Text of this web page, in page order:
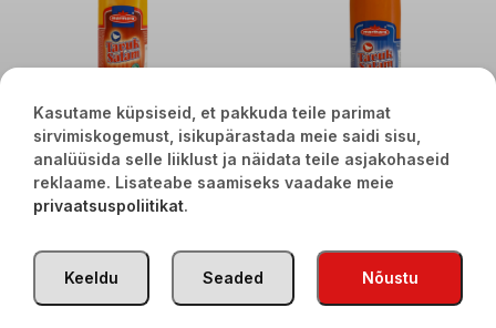
Marmara kanalihavorst 500g
Marmara kanalihavorst paprikaga
€3,60
TÜRGI KAUBAD
Kasutame küpsiseid, et pakkuda teile parimat
sirvimiskogemust, isikupärastada meie saidi sisu,
analüüsida selle liiklust ja näidata teile asjakohaseid
reklaame. Lisateabe saamiseks vaadake meie
privaatsuspoliitikat.
Nõustu
Seaded
Keeldu